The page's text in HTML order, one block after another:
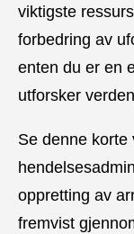
viktigste
forbedring av
enten du er en
utforsker
Se denne korte
oppretting av
fremvist